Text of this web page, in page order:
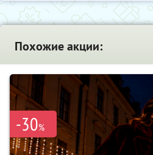
Похожие акции:
-30%